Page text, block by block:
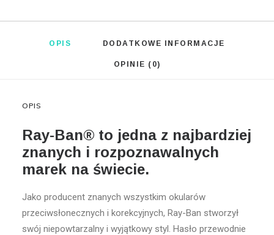
OPIS DODATKOWE INFORMACJE
OPINIE (0)
OPIS
Ray-Ban® to jedna z najbardziej
znanych i rozpoznawalnych
marek na świecie.
Jako producent znanych wszystkim okularów
przeciwsłonecznych i korekcyjnych, Ray-Ban stworzył
swój niepowtarzalny i wyjątkowy styl. Hasło przewodnie